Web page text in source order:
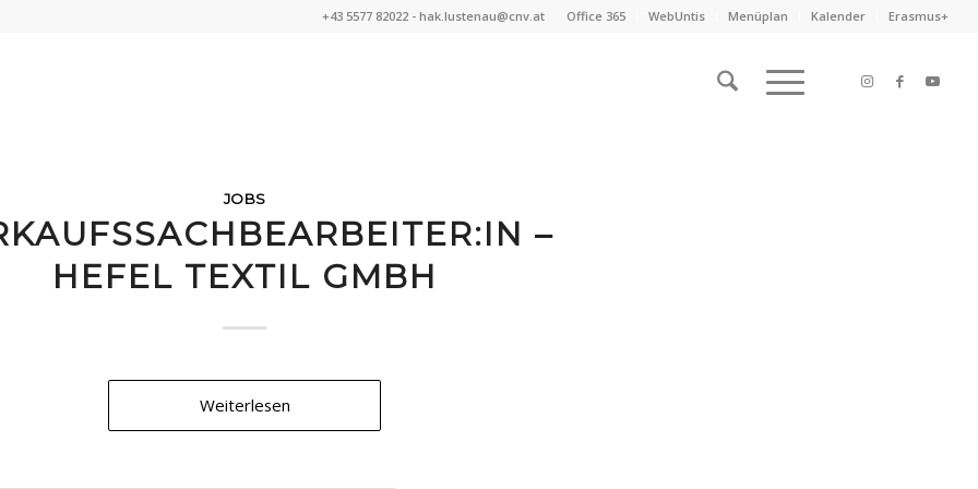
Office 365 WebUntis Menüplan Kalender Erasmus+
+43 5577 82022 -hak.lustenau@cnv.at
JOBS
–
HEFEL TEXTIL GMBH
Weiterlesen